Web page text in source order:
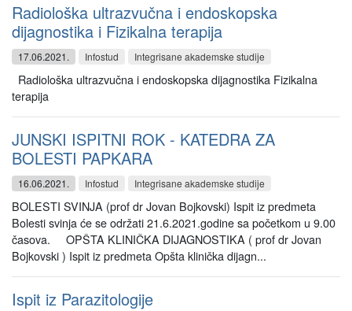
Radiološka ultrazvučna i endoskopska
dijagnostika i Fizikalna terapija
17.06.2021. Infostud Integrisane akademske studije
Radiološka ultrazvučna i endoskopska dijagnostika Fizikalna
terapija
JUNSKI ISPITNI ROK - KATEDRA ZA
BOLESTI PAPKARA
16.06.2021. Infostud Integrisane akademske studije
BOLESTI SVINJA (prof dr Jovan Bojkovski) Ispit iz predmeta
Bolesti svinja će se održati 21.6.2021.godine sa početkom u 9.00
časova. OPŠTA KLINIČKA DIJAGNOSTIKA ( prof dr Jovan
Bojkovski ) Ispit iz predmeta Opšta klinička dijagn...
Ispit iz Parazitologije